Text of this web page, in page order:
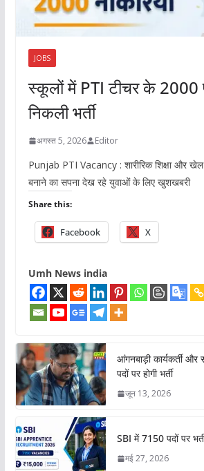
JOBS
स्कूलों में PTI टीचर के 2000
निकली भर्ती
अगस्त 5, 2026 Editor
Punjab PTI Vacancy : शारीरिक शिक्षा और
बनाने का सपना देख रहे युवाओं के लिए खुशखबरी
Share this:
Facebook X
Umh News india
आंगनबाड़ी कार्यकर्ती
पदों पर होगी भर्ती
जून 13, 2026
SBI में 7150 पदों पर
मई 27, 2026